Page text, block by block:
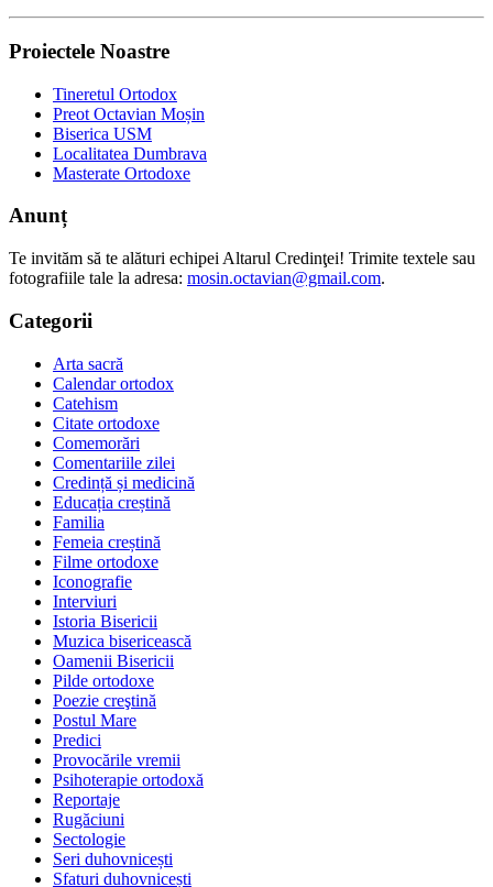
Proiectele Noastre
Tineretul Ortodox
Preot Octavian Moșin
Biserica USM
Localitatea Dumbrava
Masterate Ortodoxe
Anunț
Te invităm să te alături echipei Altarul Credinţei! Trimite textele sau
fotografiile tale la adresa: mosin.octavian@gmail.com.
Categorii
Arta sacră
Calendar ortodox
Catehism
Citate ortodoxe
Comemorări
Comentariile zilei
Credință și medicină
Educația creștină
Familia
Femeia creștină
Filme ortodoxe
Iconografie
Interviuri
Istoria Bisericii
Muzica bisericească
Oamenii Bisericii
Pilde ortodoxe
Poezie creştină
Postul Mare
Predici
Provocările vremii
Psihoterapie ortodoxă
Reportaje
Rugăciuni
Sectologie
Seri duhovnicești
Sfaturi duhovnicești